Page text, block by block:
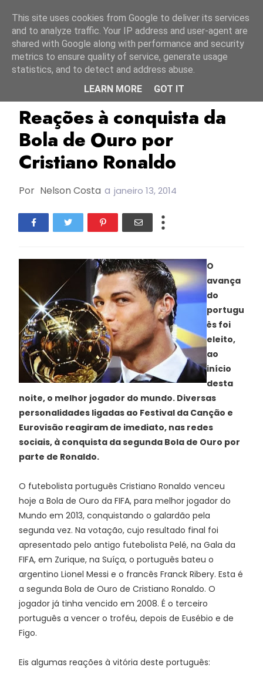
Bola De Ouro Cristiano Ronaldo
Reações à conquista da
Bola de Ouro por
Cristiano Ronaldo
Por Nelson Costa a janeiro 13, 2014
O
avança
do
portugu
ês foi
eleito,
ao
início
desta
noite, o melhor jogador do mundo. Diversas
personalidades ligadas ao Festival da Canção e
Eurovisão reagiram de imediato, nas redes
sociais, à conquista da segunda Bola de Ouro por
parte de Ronaldo.
O futebolista português Cristiano Ronaldo venceu
hoje a Bola de Ouro da FIFA, para melhor jogador do
Mundo em 2013, conquistando o galardão pela
segunda vez. Na votação, cujo resultado final foi
apresentado pelo antigo futebolista Pelé, na Gala da
FIFA, em Zurique, na Suíça, o português bateu o
argentino Lionel Messi e o francês Franck Ribery. Esta é
a segunda Bola de Ouro de Cristiano Ronaldo. O
jogador já tinha vencido em 2008. É o terceiro
português a vencer o troféu, depois de Eusébio e de
Figo.
Eis algumas reações à vitória deste português:
This site uses cookies from Google to deliver its services
and to analyze traffic. Your IP address and user-agent are
shared with Google along with performance and security
metrics to ensure quality of service, generate usage
statistics, and to detect and address abuse.
LEARN MORE
GOT IT